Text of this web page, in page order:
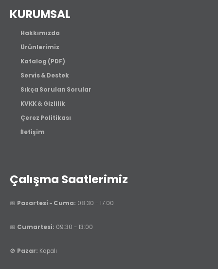
KURUMSAL
Hakkımızda
Ürünlerimiz
Katalog (PDF)
Servis & Destek
Sıkça Sorulan Sorular
KVKK & Gizlilik
Çerez Politikası
İletişim
Çalışma Saatlerimiz
📅 Pazartesi - Cuma: 08:30 - 17:00
📅 Cumartesi: 09:30 - 13:00
🚫 Pazar: Kapalı